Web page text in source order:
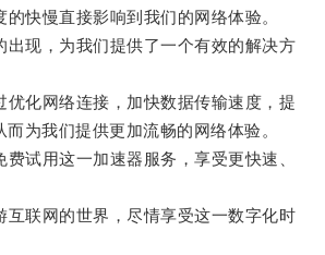
慢直接影响到我们的网络体验。
现，为我们提供了一个有效的解决方
化网络连接，加快数据传输速度，提
为我们提供更加流畅的网络体验。
用这一加速器服务，享受更快速、
联网的世界，尽情享受这一数字化时